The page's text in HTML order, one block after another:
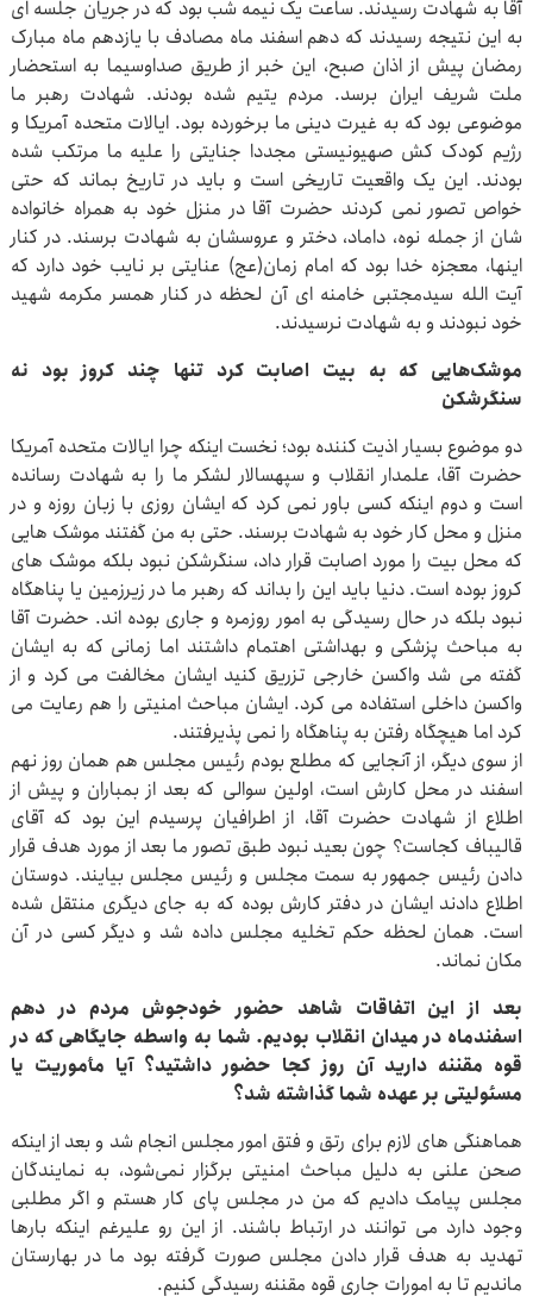
آقا به شهادت رسیدند. ساعت یک نیمه شب بود که در جریان جلسه ای
به این نتیجه رسیدند که دهم اسفند ماه مصادف با یازدهم ماه مبارک
رمضان پیش از اذان صبح، این خبر از طریق صداوسیما به استحضار
ملت شریف ایران برسد. مردم یتیم شده بودند. شهادت رهبر ما
موضوعی بود که به غیرت دینی ما برخورده بود. ایالات متحده آمریکا و
رژیم کودک کش صهیونیستی مجددا جنایتی را علیه ما مرتکب شده
بودند. این یک واقعیت تاریخی است و باید در تاریخ بماند که حتی
خواص تصور نمی کردند حضرت آقا در منزل خود به همراه خانواده
شان از جمله نوه، داماد، دختر و عروسشان به شهادت برسند. در کنار
اینها، معجزه خدا بود که امام زمان(عج) عنایتی بر نایب خود دارد که
آیت الله سیدمجتبی خامنه ای آن لحظه در کنار همسر مکرمه شهید
خود نبودند و به شهادت نرسیدند.
موشک‌هایی که به بیت اصابت کرد تنها چند کروز بود نه
سنگرشکن
دو موضوع بسیار اذیت کننده بود؛ نخست اینکه چرا ایالات متحده آمریکا
حضرت آقا، علمدار انقلاب و سپهسالار لشکر ما را به شهادت رسانده
است و دوم اینکه کسی باور نمی کرد که ایشان روزی با زبان روزه و در
منزل و محل کار خود به شهادت برسند. حتی به من گفتند موشک هایی
که محل بیت را مورد اصابت قرار داد، سنگرشکن نبود بلکه موشک های
کروز بوده است. دنیا باید این را بداند که رهبر ما در زیرزمین یا پناهگاه
نبود بلکه در حال رسیدگی به امور روزمره و جاری بوده اند. حضرت آقا
به مباحث پزشکی و بهداشتی اهتمام داشتند اما زمانی که به ایشان
گفته می شد واکسن خارجی تزریق کنید ایشان مخالفت می کرد و از
واکسن داخلی استفاده می کرد. ایشان مباحث امنیتی را هم رعایت می
کرد اما هیچگاه رفتن به پناهگاه را نمی پذیرفتند.
از سوی دیگر، از آنجایی که مطلع بودم رئیس مجلس هم همان روز نهم
اسفند در محل کارش است، اولین سوالی که بعد از بمباران و پیش از
اطلاع از شهادت حضرت آقا، از اطرافیان پرسیدم این بود که آقای
قالیباف کجاست؟ چون بعید نبود طبق تصور ما بعد از مورد هدف قرار
دادن رئیس جمهور به سمت مجلس و رئیس مجلس بیایند. دوستان
اطلاع دادند ایشان در دفتر کارش بوده که به جای دیگری منتقل شده
است. همان لحظه حکم تخلیه مجلس داده شد و دیگر کسی در آن
مکان نماند.
بعد از این اتفاقات شاهد حضور خودجوش مردم در دهم
اسفندماه در میدان انقلاب بودیم. شما به واسطه جایگاهی که در
قوه مقننه دارید آن روز کجا حضور داشتید؟ آیا مأموریت یا
مسئولیتی بر عهده شما گذاشته شد؟
هماهنگی های لازم برای رتق و فتق امور مجلس انجام شد و بعد از اینکه
صحن علنی به دلیل مباحث امنیتی برگزار نمی‌شود، به نمایندگان
مجلس پیامک دادیم که من در مجلس پای کار هستم و اگر مطلبی
وجود دارد می توانند در ارتباط باشند. از این رو علیرغم اینکه بارها
تهدید به هدف قرار دادن مجلس صورت گرفته بود ما در بهارستان
ماندیم تا به امورات جاری قوه مقننه رسیدگی کنیم.